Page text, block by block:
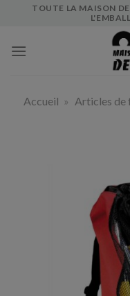
TOUTE LA MAISON
Accueil » Articles de